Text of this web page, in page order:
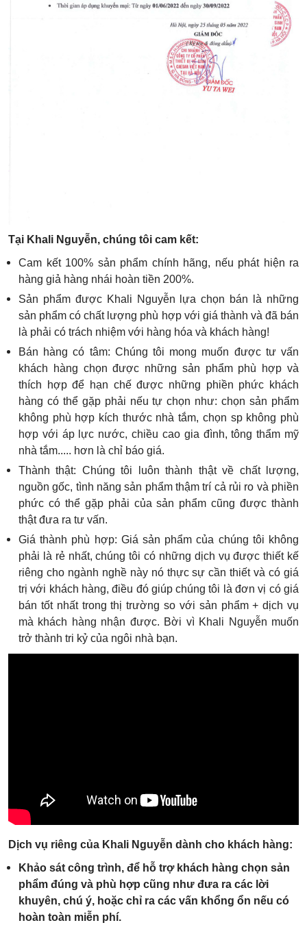
Tại Khali Nguyễn, chúng tôi cam kết:
Cam kết 100% sản phẩm chính hãng, nếu phát hiện ra
hàng giả hàng nhái hoàn tiền 200%.
Sản phẩm được Khali Nguyễn lựa chọn bán là những
sản phẩm có chất lượng phù hợp với giá thành và đã bán
là phải có trách nhiệm với hàng hóa và khách hàng!
Bán hàng có tâm: Chúng tôi mong muốn được tư vấn
khách hàng chọn được những sản phẩm phù hợp và
thích hợp để hạn chế được những phiền phức khách
hàng có thể gặp phải nếu tự chọn như: chọn sản phẩm
không phù hợp kích thước nhà tắm, chọn sp không phù
hợp với áp lực nước, chiều cao gia đình, tông thẩm mỹ
nhà tắm..... hơn là chỉ báo giá.
Thành thật: Chúng tôi luôn thành thật về chất lượng,
nguồn gốc, tình năng sản phẩm thậm trí cả rủi ro và phiền
phức có thể gặp phải của sản phẩm cũng được thành
thật đưa ra tư vấn.
Giá thành phù hợp: Giá sản phẩm của chúng tôi không
phải là rẻ nhất, chúng tôi có những dịch vụ được thiết kế
riêng cho ngành nghề này nó thực sự cần thiết và có giá
trị với khách hàng, điều đó giúp chúng tôi là đơn vị có giá
bán tốt nhất trong thị trường so với sản phẩm + dịch vụ
mà khách hàng nhận được. Bời vì Khali Nguyễn muốn
trở thành tri kỷ của ngôi nhà bạn.
Dịch vụ riêng của Khali Nguyễn dành cho khách hàng:
Khảo sát công trình, để hỗ trợ khách hàng chọn sản
phẩm đúng và phù hợp cũng như đưa ra các lời
khuyên, chú ý, hoặc chỉ ra các vấn khổng ổn nếu có
hoàn toàn miễn phí.